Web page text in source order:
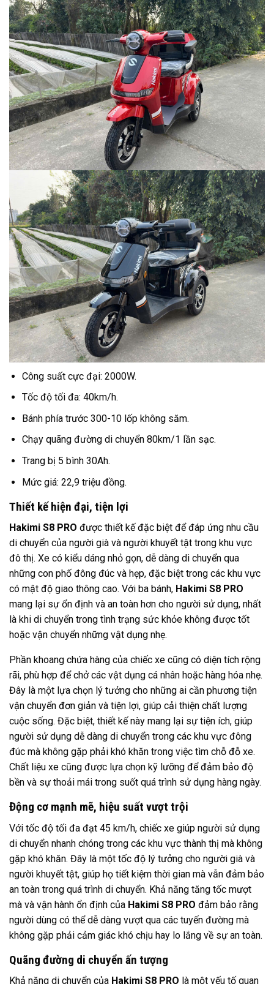
Công suất cực đại: 2000W.
Tốc độ tối đa: 40km/h.
Bánh phía trước 300-10 lốp không săm.
Chạy quãng đường di chuyển 80km/1 lần sạc.
Trang bị 5 bình 30Ah.
Mức giá: 22,9 triệu đồng.
Thiết kế hiện đại, tiện lợi
Hakimi S8 PRO được thiết kế đặc biệt để đáp ứng nhu cầu
di chuyển của người già và người khuyết tật trong khu vực
đô thị. Xe có kiểu dáng nhỏ gọn, dễ dàng di chuyển qua
những con phố đông đúc và hẹp, đặc biệt trong các khu vực
có mật độ giao thông cao. Với ba bánh, Hakimi S8 PRO
mang lại sự ổn định và an toàn hơn cho người sử dụng, nhất
là khi di chuyển trong tình trạng sức khỏe không được tốt
hoặc vận chuyển những vật dụng nhẹ.
Phần khoang chứa hàng của chiếc xe cũng có diện tích rộng
rãi, phù hợp để chở các vật dụng cá nhân hoặc hàng hóa nhẹ.
Đây là một lựa chọn lý tưởng cho những ai cần phương tiện
vận chuyển đơn giản và tiện lợi, giúp cải thiện chất lượng
cuộc sống. Đặc biệt, thiết kế này mang lại sự tiện ích, giúp
người sử dụng dễ dàng di chuyển trong các khu vực đông
đúc mà không gặp phải khó khăn trong việc tìm chỗ đỗ xe.
Chất liệu xe cũng được lựa chọn kỹ lưỡng để đảm bảo độ
bền và sự thoải mái trong suốt quá trình sử dụng hàng ngày.
Động cơ mạnh mẽ, hiệu suất vượt trội
Với tốc độ tối đa đạt 45 km/h, chiếc xe giúp người sử dụng
di chuyển nhanh chóng trong các khu vực thành thị mà không
gặp khó khăn. Đây là một tốc độ lý tưởng cho người già và
người khuyết tật, giúp họ tiết kiệm thời gian mà vẫn đảm bảo
an toàn trong quá trình di chuyển. Khả năng tăng tốc mượt
mà và vận hành ổn định của Hakimi S8 PRO đảm bảo rằng
người dùng có thể dễ dàng vượt qua các tuyến đường mà
không gặp phải cảm giác khó chịu hay lo lắng về sự an toàn.
Quãng đường di chuyển ấn tượng
Khả năng di chuyển của Hakimi S8 PRO là một yếu tố quan